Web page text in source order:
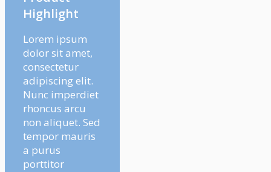
Highlight
Lorem ipsum
dolor sit amet,
consectetur
adipiscing elit.
Nunc imperdiet
rhoncus arcu
non aliquet. Sed
tempor mauris
a purus
porttitor